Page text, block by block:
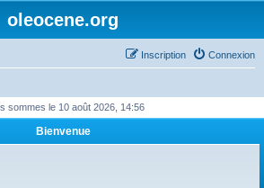
oleocene.org
Connexion
Inscription
sommes le 10 août 2026, 14:56
Bienvenue